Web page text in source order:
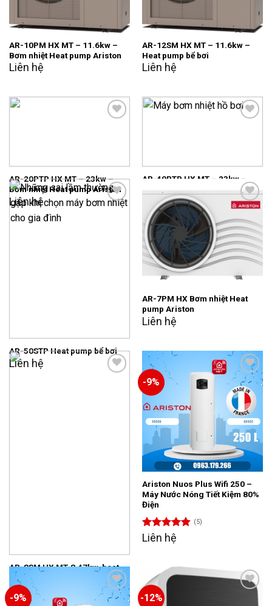
AR-10PM HX MT – 11.6kw –
Bơm nhiệt Heat pump Ariston
Liên hệ
AR-12SM HX MT – 11.6kw –
Heat pump bể bơi
Liên hệ
AR-20PTP HX MT – 23kw –
Bơm nhiệt Heat pump Ariston
Liên hệ
AR-40PTP HX MT – 23kw –
Bơm nhiệt Heat pump Ariston
Liên hệ
AR-50STP Heat pump bể bơi
Liên hệ
Add to
wishlist
AR-7PM HX Bơm nhiệt Heat
pump Ariston
Liên hệ
AR-8SM HX MT-8.47kw-heat
pump Bể bơi
Liên hệ
-9%
Add to
wishlist
Ariston Nuos Plus Wifi 250 –
Máy Nước Nóng Tiết Kiệm 80%
Điện
Được xếp
4.80
(5)
Liên hệ
-9% -12%